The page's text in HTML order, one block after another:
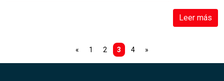
Leer más
« 1 2 3 4 »